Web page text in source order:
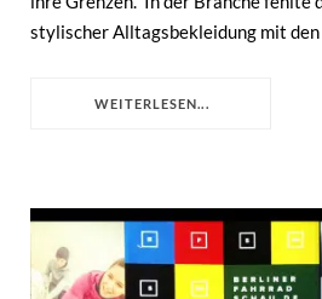
stylischer Alltagsbekleidung mit
WEITERLESEN...